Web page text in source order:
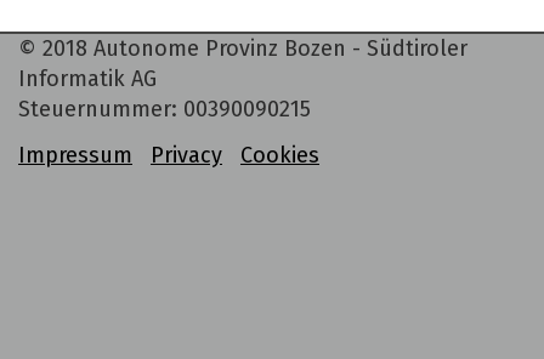
© 2018 Autonome Provinz Bozen - Südtiroler
Informatik AG
Steuernummer: 00390090215
Impressum
Privacy Cookies